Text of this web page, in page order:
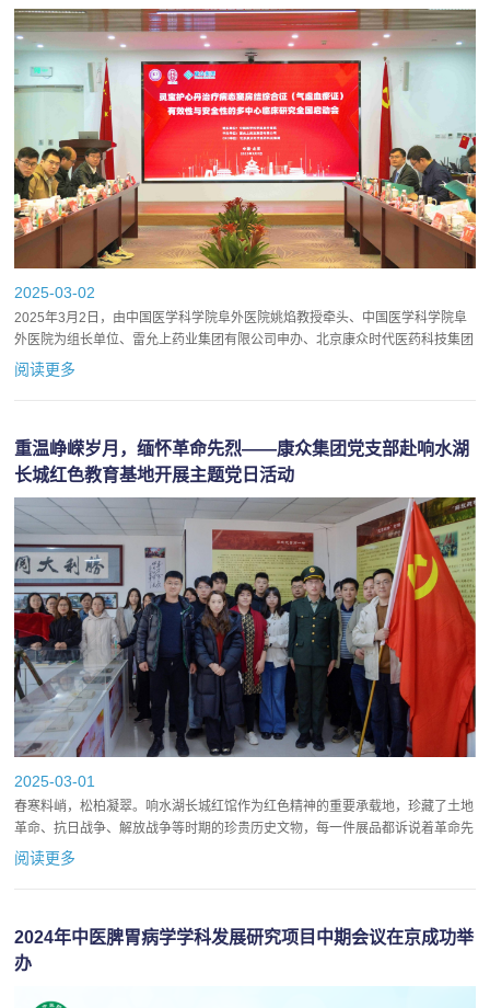
2025-03-02
2025年3月2日，由中国医学科学院阜外医院姚焰教授牵头、中国医学科学院阜
外医院为组长单位、雷允上药业集团有限公司申办、北京康众时代医药科技集团
承办的“灵宝护心丹治疗病态窦房结综合征（气虚血瘀证）有效...
阅读更多
重温峥嵘岁月，缅怀革命先烈——康众集团党支部赴响水湖
长城红色教育基地开展主题党日活动
2025-03-01
春寒料峭，松柏凝翠。响水湖长城红馆作为红色精神的重要承载地，珍藏了土地
革命、抗日战争、解放战争等时期的珍贵历史文物，每一件展品都诉说着革命先
烈浴血奋战的壮烈故事。习总书记曾指出，红色资源是我们党艰辛而...
阅读更多
2024年中医脾胃病学学科发展研究项目中期会议在京成功举
办